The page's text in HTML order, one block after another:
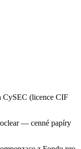
CySEC (licence CIF
— cenné papíry